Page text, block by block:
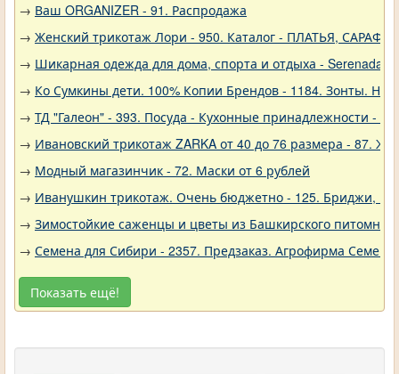
→ Ваш ORGANIZER - 91. Распродажа
→ Женский трикотаж Лори - 950. Каталог - ПЛАТЬЯ,
→ Шикарная одежда для дома, спорта и отдыха - Serenada -
→ Ко Сумкины дети. 100% Копии Брендов - 1184. Зонты.
→ ТД "Галеон" - 393. Посуда - Кухонные принадлежности -
→ Ивановский трикотаж ZARKA от 40 до 76 размера - 87.
→ Модный магазинчик - 72. Маски от 6 рублей
→ Иванушкин трикотаж. Очень бюджетно - 125. Бриджи,
→ Зимостойкие саженцы и цветы из Башкирского
→ Семена для Сибири - 2357. Предзаказ. Агрофирма
Показать ещё!